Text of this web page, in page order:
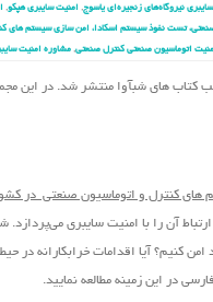
نیروگاه‌های زنجیره‌ای یاسوج, امنیت سایبری هپکو,
تست نفوذ سیستم اسکادا، امن سازی سیستم های
اتوماسیون صنعتی کنترل صنعتی,مشاوره امنیت
در قالب کتاب های شبآوا منتشر شد. در
های کنترل و اتوماسیون صنعتی در
آن را با امنیت سایبری می‌پردازد.
کنیم؟ آیا اقدامات خرابکارانه در
در این زمینه مطالعه نمایید.